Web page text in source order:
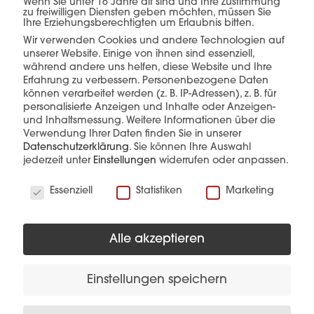
einer Hand.
mehr erfahren
Diese Produkte könnten Sie auch
Wenn Sie unter 16 Jahre alt sind und Ihre Zustimmung
zu freiwilligen Diensten geben möchten, müssen Sie
Ihre Erziehungsberechtigten um Erlaubnis bitten.
Wir verwenden Cookies und andere Technologien auf
unserer Website. Einige von ihnen sind essenziell,
während andere uns helfen, diese Website und Ihre
Erfahrung zu verbessern. Personenbezogene Daten
können verarbeitet werden (z. B. IP-Adressen), z. B. für
personalisierte Anzeigen und Inhalte oder Anzeigen-
und Inhaltsmessung. Weitere Informationen über die
Verwendung Ihrer Daten finden Sie in unserer
Datenschutzerklärung. Sie können Ihre Auswahl
jederzeit unter Einstellungen widerrufen oder anpassen.
Essenziell
Statistiken Marketing
Alle akzeptieren
Einstellungen speichern